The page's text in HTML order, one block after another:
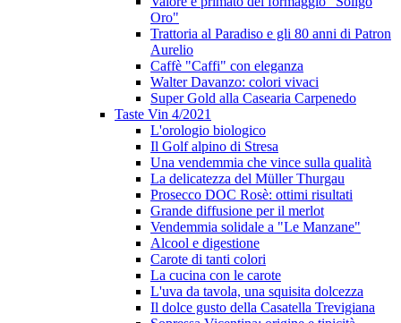
Oro"
Trattoria al Paradiso e gli 80 anni di Patron
Aurelio
Caffè "Caffi" con eleganza
Walter Davanzo: colori vivaci
Super Gold alla Casearia Carpenedo
Taste Vin 4/2021
L'orologio biologico
Il Golf alpino di Stresa
Una vendemmia che vince sulla qualità
La delicatezza del Müller Thurgau
Prosecco DOC Rosè: ottimi risultati
Grande diffusione per il merlot
Vendemmia solidale a "Le Manzane"
Alcool e digestione
Carote di tanti colori
La cucina con le carote
L'uva da tavola, una squisita dolcezza
Il dolce gusto della Casatella Trevigiana